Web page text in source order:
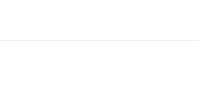
работу на разных